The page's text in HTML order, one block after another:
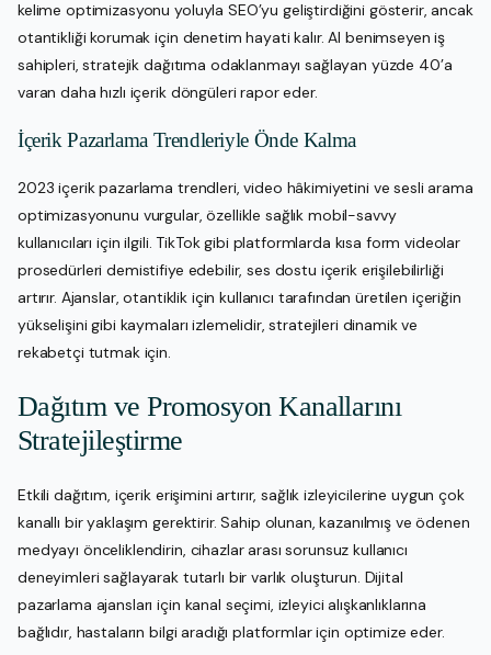
kelime optimizasyonu yoluyla SEO’yu geliştirdiğini gösterir, ancak
otantikliği korumak için denetim hayati kalır. AI benimseyen iş
sahipleri, stratejik dağıtıma odaklanmayı sağlayan yüzde 40’a
varan daha hızlı içerik döngüleri rapor eder.
İçerik Pazarlama Trendleriyle Önde Kalma
2023 içerik pazarlama trendleri, video hâkimiyetini ve sesli arama
optimizasyonunu vurgular, özellikle sağlık mobil-savvy
kullanıcıları için ilgili. TikTok gibi platformlarda kısa form videolar
prosedürleri demistifiye edebilir, ses dostu içerik erişilebilirliği
artırır. Ajanslar, otantiklik için kullanıcı tarafından üretilen içeriğin
yükselişini gibi kaymaları izlemelidir, stratejileri dinamik ve
rekabetçi tutmak için.
Dağıtım ve Promosyon Kanallarını
Stratejileştirme
Etkili dağıtım, içerik erişimini artırır, sağlık izleyicilerine uygun çok
kanallı bir yaklaşım gerektirir. Sahip olunan, kazanılmış ve ödenen
medyayı önceliklendirin, cihazlar arası sorunsuz kullanıcı
deneyimleri sağlayarak tutarlı bir varlık oluşturun. Dijital
pazarlama ajansları için kanal seçimi, izleyici alışkanlıklarına
bağlıdır, hastaların bilgi aradığı platformlar için optimize eder.